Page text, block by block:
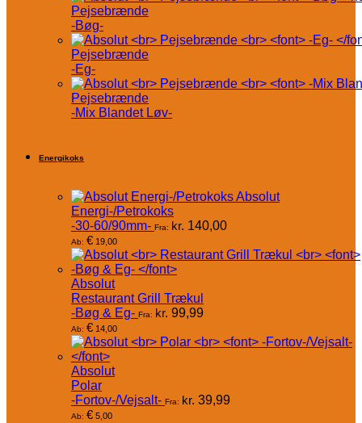
Pejsebrænde
-Bøg-
Pejsebrænde
-Eg-
Pejsebrænde
-Mix Blandet Løv-
Energikoks
Absolut
Energi-/Petrokoks
-30-60/90mm- Fra: kr. 140,00
Ab: € 19,00
Absolut
Restaurant Grill Trækul
-Bøg & Eg- Fra: kr. 99,99
Ab: € 14,00
Absolut
Polar
-Fortov-/Vejsalt- Fra: kr. 39,99
Ab: € 5,00